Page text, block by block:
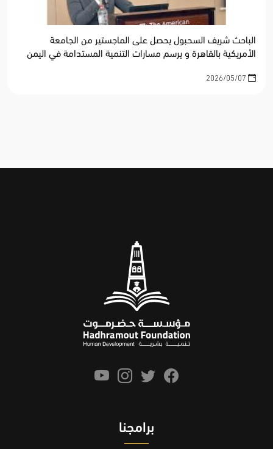
الباحث شريف السحبول يحصل على الماجستير من الجامعة
الأمريكية بالقاهرة و يرسم مسارات التنمية المستدامة في اليمن
برامجنا